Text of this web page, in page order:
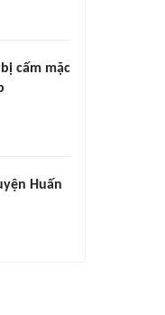
bị cấm mặc
Huấn